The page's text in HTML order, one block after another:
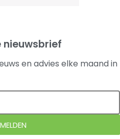
nieuwsbrief
en advies elke maand in